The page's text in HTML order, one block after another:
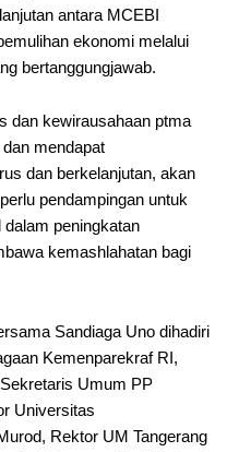
antara MCEBI
ekonomi melalui
bertanggungjawab.
dan kewirausahaan ptma
mendapat
dan berkelanjutan, akan
pendampingan untuk
peningkatan
kemashlahatan bagi
Sandiaga Uno dihadiri
Kemenparekraf RI,
Umum PP
Universitas
Rektor UM Tangerang